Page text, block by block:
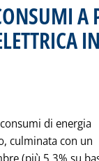
A
di energia
culminata con un